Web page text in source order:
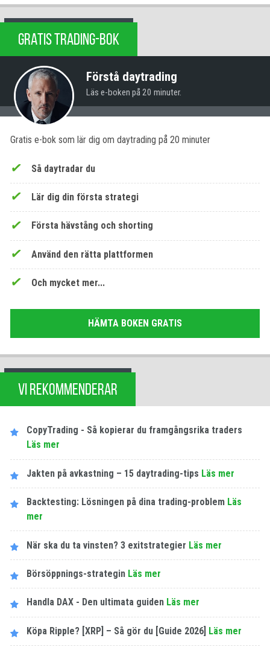
GRATIS TRADING-BOK
Förstå daytrading
Läs e-boken på 20 minuter.
Gratis e-bok som lär dig om daytrading på 20 minuter
Så daytradar du
Lär dig din första strategi
Första hävstång och shorting
Använd den rätta plattformen
Och mycket mer...
HÄMTA BOKEN GRATIS
VI REKOMMENDERAR
CopyTrading - Så kopierar du framgångsrika traders
Läs mer
Jakten på avkastning – 15 daytrading-tips Läs mer
Backtesting: Lösningen på dina trading-problem Läs
mer
När ska du ta vinsten? 3 exitstrategier Läs mer
Börsöppnings-strategin Läs mer
Handla DAX - Den ultimata guiden Läs mer
Köpa Ripple? [XRP] – Så gör du [Guide 2026] Läs mer